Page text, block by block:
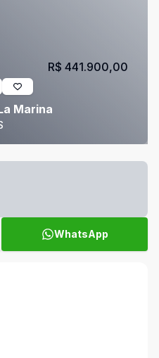
Marina
R$ 441.900,00
WhatsApp